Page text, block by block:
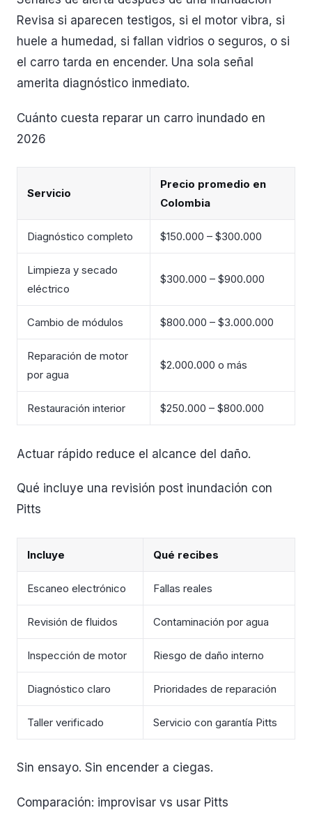
Revisa si aparecen testigos, si el motor vibra, si
huele a humedad, si fallan vidrios o seguros, o si
el carro tarda en encender. Una sola señal
amerita diagnóstico inmediato.
Cuánto cuesta reparar un carro inundado en
2026
Servicio
Precio promedio en
Colombia
Diagnóstico completo $150.000 – $300.000
Limpieza y secado
eléctrico
$300.000 – $900.000
Cambio de módulos $800.000 – $3.000.000
Reparación de motor
por agua
$2.000.000 o más
Restauración interior $250.000 – $800.000
Actuar rápido reduce el alcance del daño.
Qué incluye una revisión post inundación con
Pitts
Incluye Qué recibes
Escaneo electrónico Fallas reales
Revisión de fluidos Contaminación por agua
Inspección de motor Riesgo de daño interno
Diagnóstico claro Prioridades de reparación
Taller verificado Servicio con garantía Pitts
Sin ensayo. Sin encender a ciegas.
Comparación: improvisar vs usar Pitts